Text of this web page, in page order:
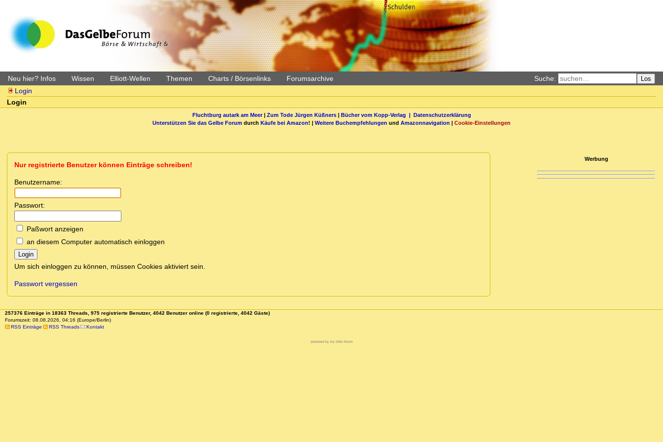
Neu hier? Infos Wissen Elliott-Wellen Themen Charts / Börsenlinks Forumsarchive Suche: Los
Login
Login
Fluchtburg autark am Meer| Zum Tode Jürgen Küßners| Bücher vom Kopp-Verlag | Datenschutzerklärung
Unterstützen Sie das Gelbe Forum durch Käufe bei Amazon! | Weitere Buchempfehlungen und Amazonnavigation | Cookie-Einstellungen
Nur registrierte Benutzer können Einträge schreiben!
Benutzername:
Passwort:
Paßwort anzeigen
an diesem Computer automatisch einloggen
Login
Um sich einloggen zu können, müssen Cookies aktiviert sein.
Passwort vergessen
Werbung
257376 Einträge in 18363 Threads, 975 registrierte Benutzer, 4042 Benutzer online (0 registrierte, 4042 Gäste)
Forumszeit: 08.08.2026, 04:16 (Europe/Berlin)
RSS Einträge
RSS Threads Kontakt
powered by my little forum